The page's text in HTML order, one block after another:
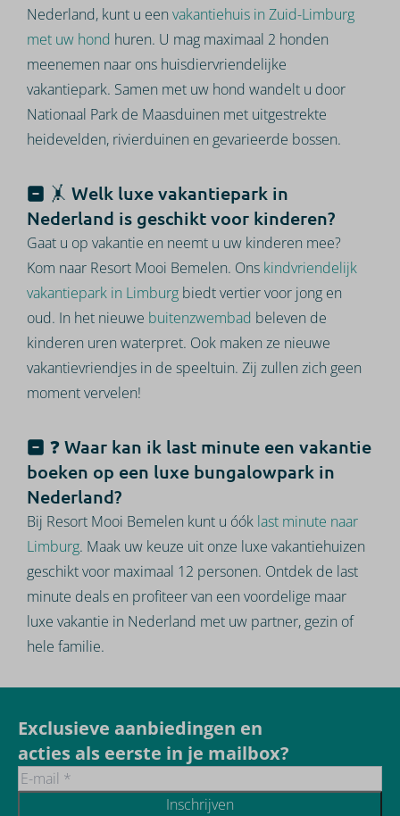
Nederland, kunt u eenvakantiehuis in Zuid-Limburg
met uw hond huren. U mag maximaal 2 honden
meenemen naar ons huisdiervriendelijke
vakantiepark. Samen met uw hond wandelt u door
Nationaal Park de Maasduinen met uitgestrekte
heidevelden, rivierduinen en gevarieerde bossen.
🤸 Welk luxe vakantiepark in
Nederland is geschikt voor kinderen?
Gaat u op vakantie en neemt u uw kinderen mee?
Kom naar Resort Mooi Bemelen. Ons kindvriendelijk
vakantiepark in Limburg biedt vertier voor jong en
oud. In het nieuwe buitenzwembad beleven de
kinderen uren waterpret. Ook maken ze nieuwe
vakantievriendjes in de speeltuin. Zij zullen zich geen
moment vervelen!
❓ Waar kan ik last minute een vakantie
boeken op een luxe bungalowpark in
Nederland?
Bij Resort Mooi Bemelen kunt u óók last minute naar
Limburg. Maak uw keuze uit onze luxe vakantiehuizen
geschikt voor maximaal 12 personen. Ontdek de last
minute deals en profiteer van een voordelige maar
luxe vakantie in Nederland met uw partner, gezin of
hele familie.
Exclusieve aanbiedingen en
acties als eerste in je mailbox?
Inschrijven